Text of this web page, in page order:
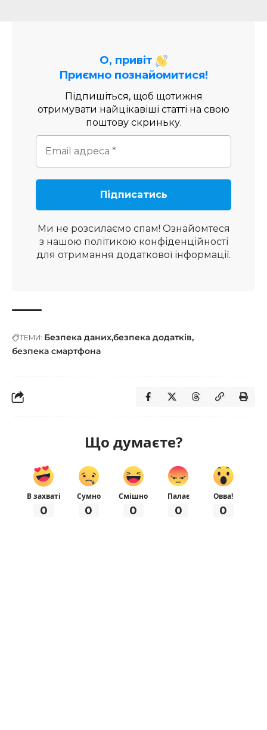
О, привіт
Приємно познайомитися!
Підпишіться, щоб щотижня
отримувати найцікавіші статті на свою
поштову скриньку.
Ми не розсилаємо спам! Ознайомтеся
з нашою політикою конфіденційності
для отримання додаткової інформації.
ТЕМИ: Безпека данихбезпека додатків
безпека смартфона
Що думаєте?
В захваті
0
Сумно
0
Смішно
0
Палає
0
Овва!
0